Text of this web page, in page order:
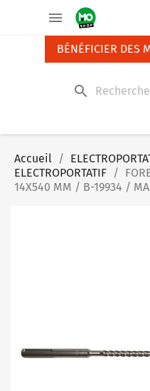

BÉNÉFICIER DES
search
Accueil
ELECTROPORTATIF
14X540 MM / B-19934 /
Panneau de gestion des